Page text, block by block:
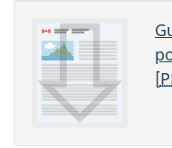
[